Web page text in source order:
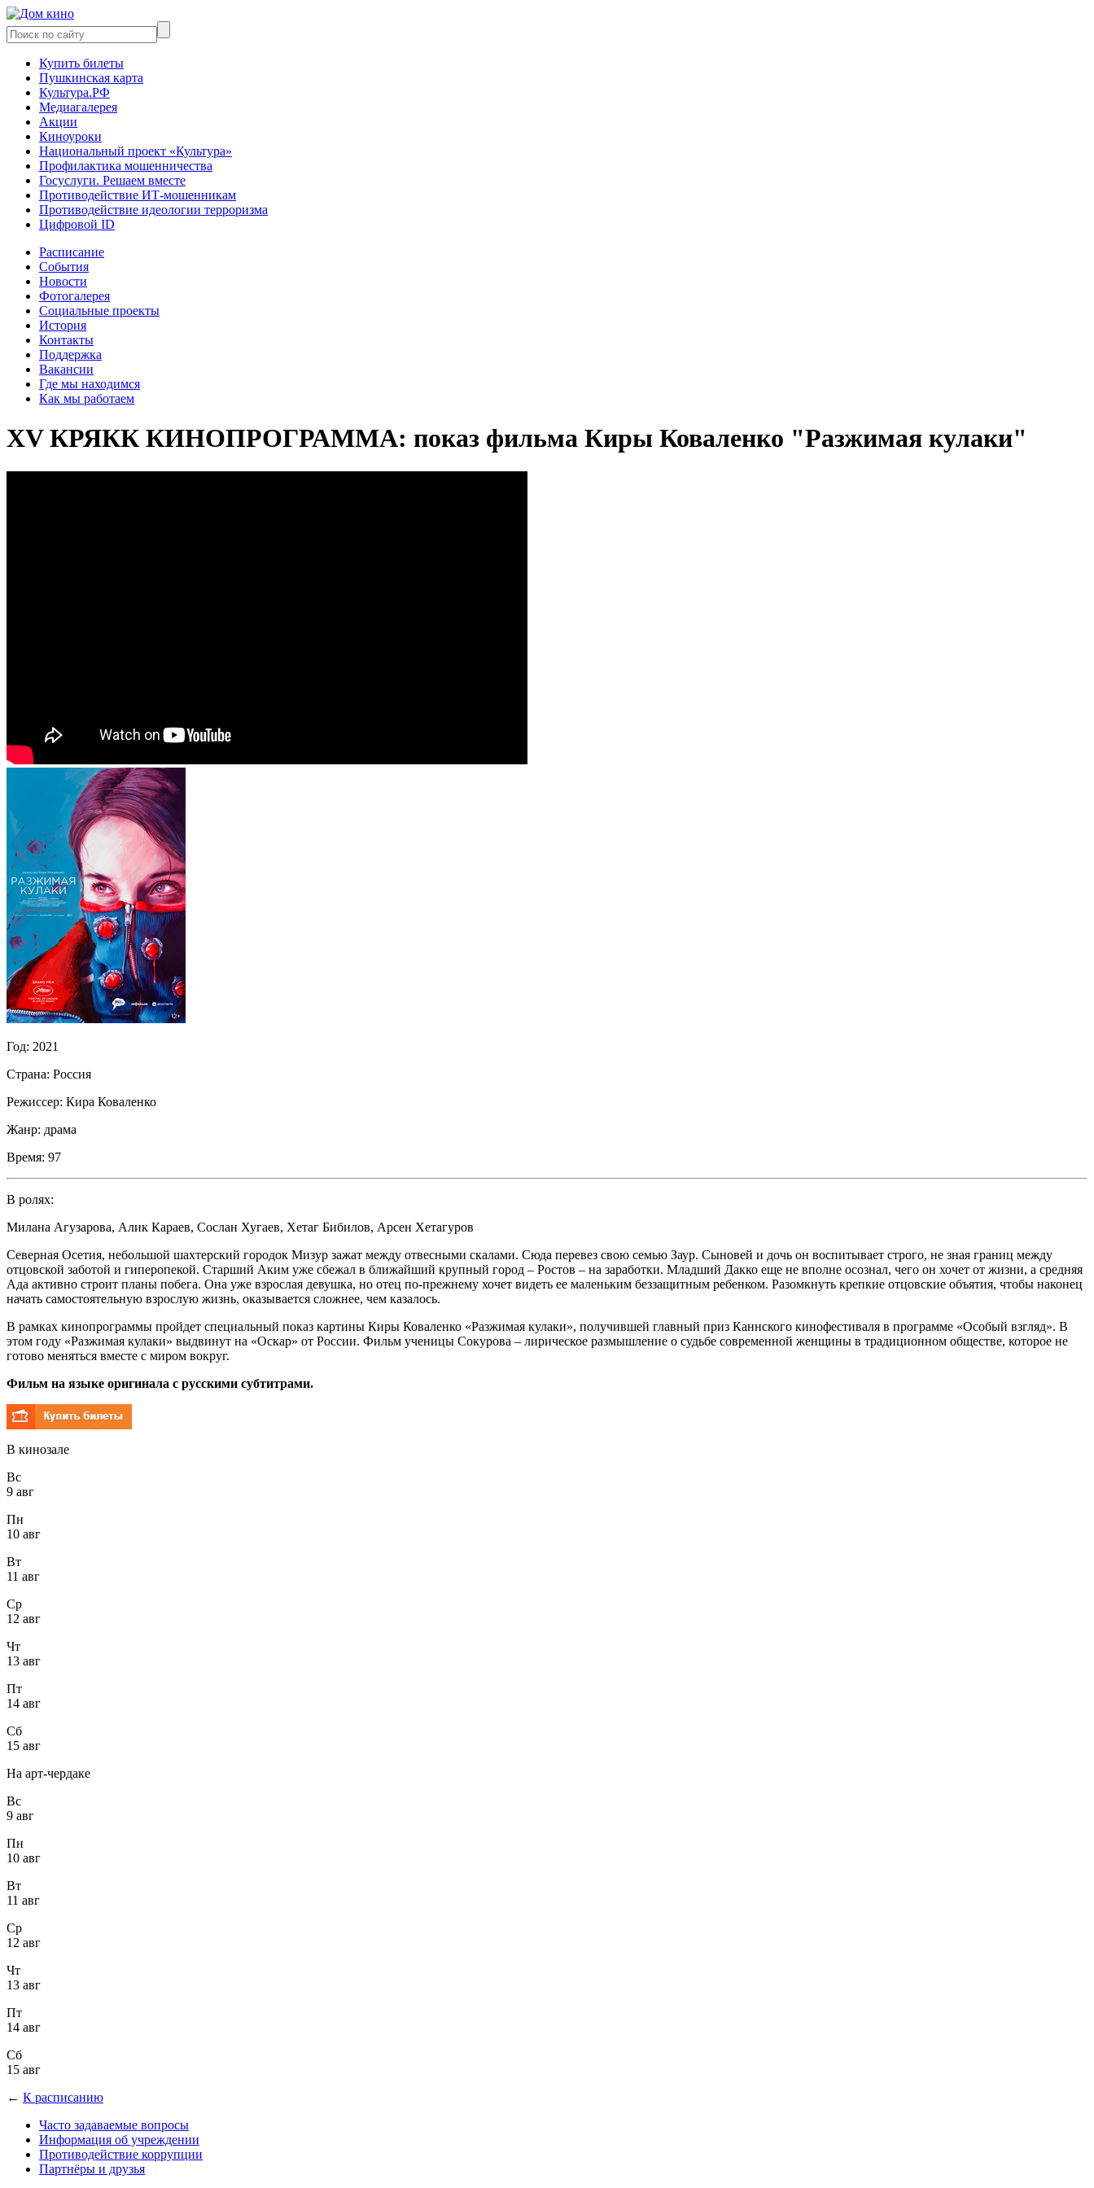
Купить билеты
Пушкинская карта
Культура.РФ
Медиагалерея
Акции
Киноуроки
Национальный проект «Культура»
Профилактика мошенничества
Госуслуги. Решаем вместе
Противодействие ИТ-мошенникам
Противодействие идеологии терроризма
Цифровой ID
Расписание
События
Новости
Фотогалерея
Социальные проекты
История
Контакты
Поддержка
Вакансии
Где мы находимся
Как мы работаем
XV КРЯКК КИНОПРОГРАММА: показ фильма Киры Коваленко "Разжимая кулаки"
Год: 2021
Страна: Россия
Режиссер: Кира Коваленко
Жанр: драма
Время: 97
В ролях:
Милана Агузарова, Алик Караев, Сослан Хугаев, Хетаг Бибилов, Арсен Хетагуров
Северная Осетия, небольшой шахтерский городок Мизур зажат между отвесными скалами. Сюда перевез свою семью Заур. Сыновей и дочь он воспитывает строго, не зная границ между
отцовской заботой и гиперопекой. Старший Аким уже сбежал в ближайший крупный город – Ростов – на заработки. Младший Дакко еще не вполне осознал, чего он хочет от жизни, а средняя
Ада активно строит планы побега. Она уже взрослая девушка, но отец по-прежнему хочет видеть ее маленьким беззащитным ребенком. Разомкнуть крепкие отцовские объятия, чтобы наконец
начать самостоятельную взрослую жизнь, оказывается сложнее, чем казалось.
В рамках кинопрограммы пройдет специальный показ картины Киры Коваленко «Разжимая кулаки», получившей главный приз Каннского кинофестиваля в программе «Особый взгляд». В
этом году «Разжимая кулаки» выдвинут на «Оскар» от России. Фильм ученицы Сокурова – лирическое размышление о судьбе современной женщины в традиционном обществе, которое не
готово меняться вместе с миром вокруг.
Фильм на языке оригинала с русскими субтитрами.
В кинозале
Вс
9 авг
Пн
10 авг
Вт
11 авг
Ср
12 авг
Чт
13 авг
Пт
14 авг
Сб
15 авг
На арт-чердаке
Вс
9 авг
Пн
10 авг
Вт
11 авг
Ср
12 авг
Чт
13 авг
Пт
14 авг
Сб
15 авг
← К расписанию
Часто задаваемые вопросы
Информация об учреждении
Противодействие коррупции
Партнёры и друзья